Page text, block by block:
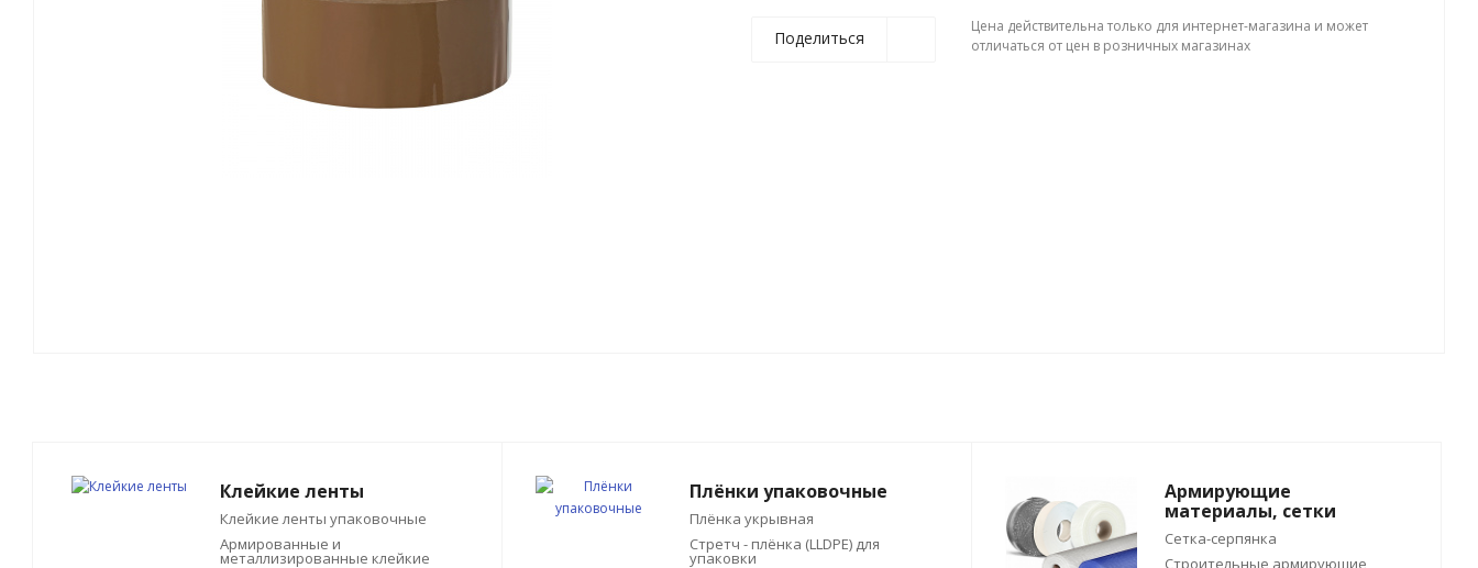
Поделиться
Цена действительна только для интернет-магазина и может
отличаться от цен в розничных магазинах
Клейкие ленты
Клейкие ленты упаковочные
Армированные и
металлизированные клейкие
Плёнки упаковочные
Плёнка укрывная
Стретч - плёнка (LLDPE) для
упаковки
Армирующие
материалы, сетки
Сетка-серпянка
Строительные армирующие